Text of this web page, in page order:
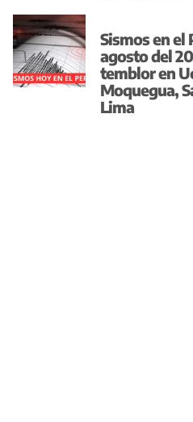
Sismos en el
agosto del
temblor en
Moquegua,
Lima